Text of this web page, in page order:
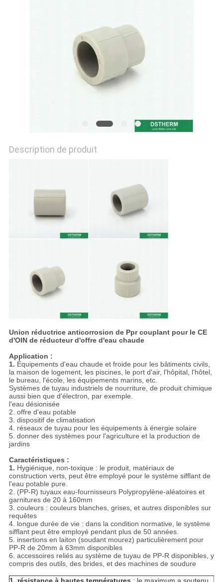
LA
PRIVÉE
Description de produit
Union réductrice anticorrosion de Ppr couplant pour le CE
d'OIN de réducteur d'offre d'eau chaude
Application :
1. Équipements d'eau chaude et froide pour les bâtiments civils,
la maison de logement, les piscines, le port d'air, l'hôpital, l'hôtel,
le bureau, l'école, les équipements marins, etc.
Systèmes de tuyau industriels de nourriture, de produit chimique
aussi bien que d'électron, par exemple.
l'eau désionisée
2. offre d'eau potable
3. dispositif de climatisation
4. réseaux de tuyau pour les équipements à énergie solaire
5. donner des systèmes pour l'agriculture et la production de
jardins
Caractéristiques :
1. Hygiénique, non-toxique : le produit, matériaux de
construction verts, peut être employé pour le système sifflant de
l'eau potable pure.
2. (PP-R) tuyaux eau-fournisseurs Polypropylène-aléatoires et
garnitures de 20 à 160mm
3. couleurs : couleurs blanches, grises, et autres disponibles sur
requêtes
4. longue durée de vie : dans la condition normative, le système
sifflant peut être employé pendant plus de 50 années.
5. insertions en laiton (soudant mourez) particulièrement pour
PP-R de 20mm à 63mm disponibles
6. accessoires reliés au système de tuyau de PP-R disponibles, y
compris des outils, des brides, et des machines de soudure